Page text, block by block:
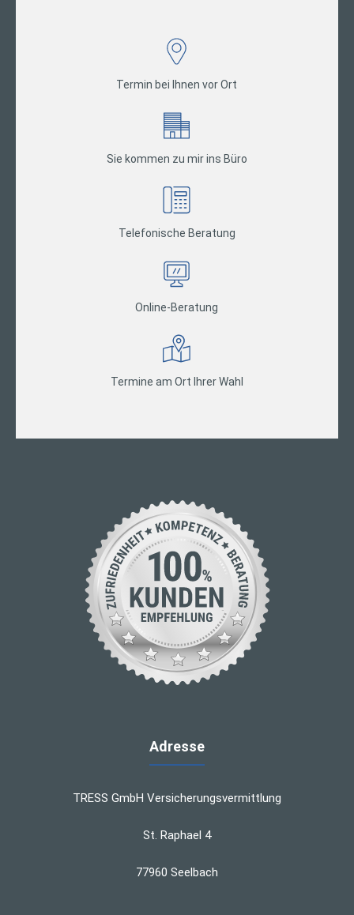
Termin bei Ihnen vor Ort
Sie kommen zu mir ins Büro
Telefonische Beratung
Online-Beratung
Termine am Ort Ihrer Wahl
Adresse
TRESS GmbH Versicherungsvermittlung
St. Raphael 4
77960 Seelbach